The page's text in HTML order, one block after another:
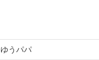
ゆうパパ